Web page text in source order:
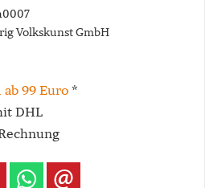
Volkskunst GmbH
99 Euro*
DHL